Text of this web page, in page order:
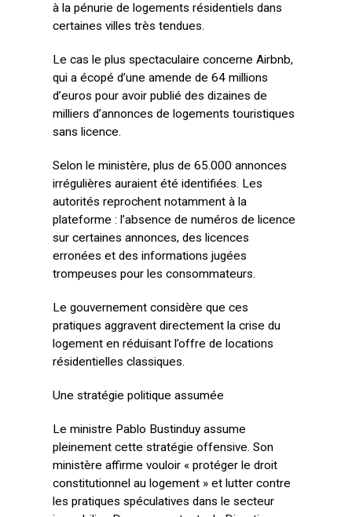
à la pénurie de logements résidentiels dans
certaines villes très tendues.
Le cas le plus spectaculaire concerne Airbnb,
qui a écopé d’une amende de 64 millions
d’euros pour avoir publié des dizaines de
milliers d’annonces de logements touristiques
sans licence.
Selon le ministère, plus de 65.000 annonces
irrégulières auraient été identifiées. Les
autorités reprochent notamment à la
plateforme : l’absence de numéros de licence
sur certaines annonces, des licences
erronées et des informations jugées
trompeuses pour les consommateurs.
Le gouvernement considère que ces
pratiques aggravent directement la crise du
logement en réduisant l’offre de locations
résidentielles classiques.
Une stratégie politique assumée
Le ministre Pablo Bustinduy assume
pleinement cette stratégie offensive. Son
ministère affirme vouloir « protéger le droit
constitutionnel au logement » et lutter contre
les pratiques spéculatives dans le secteur